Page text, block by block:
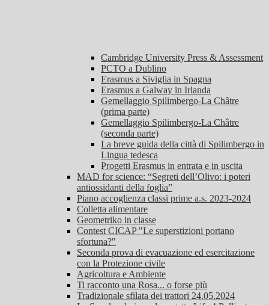
Cambridge University Press & Assessment
PCTO a Dublino
Erasmus a Siviglia in Spagna
Erasmus a Galway in Irlanda
Gemellaggio Spilimbergo-La Châtre
(prima parte)
Gemellaggio Spilimbergo-La Châtre
(seconda parte)
La breve guida della città di Spilimbergo in
Lingua tedesca
Progetti Erasmus in entrata e in uscita
MAD for science: “Segreti dell’Olivo: i poteri
antiossidanti della foglia”
Piano accoglienza classi prime a.s. 2023-2024
Colletta alimentare
Geometriko in classe
Contest CICAP "Le superstizioni portano
sfortuna?"
Seconda prova di evacuazione ed esercitazione
con la Protezione civile
Agricoltura e Ambiente
Ti racconto una Rosa... o forse più
Tradizionale sfilata dei trattori 24.05.2024